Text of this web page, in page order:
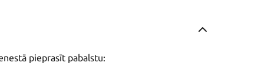
pieprasīt pabalstu: